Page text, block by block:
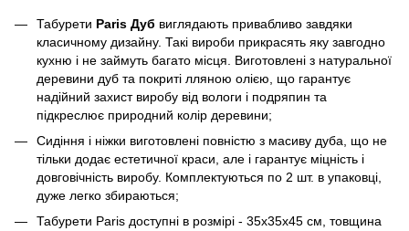
Табурети Paris Дуб виглядають привабливо завдяки
класичному дизайну. Такі вироби прикрасять яку завгодно
кухню і не займуть багато місця. Виготовлені з натуральної
деревини дуб та покриті лляною олією, що гарантує
надійний захист виробу від вологи і подряпин та
підкреслює природний колір деревини;
Сидіння і ніжки виготовлені повністю з масиву дуба, що не
тільки додає естетичної краси, але і гарантує міцність і
довговічність виробу. Комплектуються по 2 шт. в упаковці,
дуже легко збираються;
Табурети Paris доступні в розмірі - 35х35х45 см, товщина